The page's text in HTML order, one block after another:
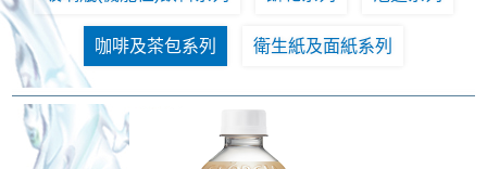
咖啡及茶包系列 衛生紙及面紙系列